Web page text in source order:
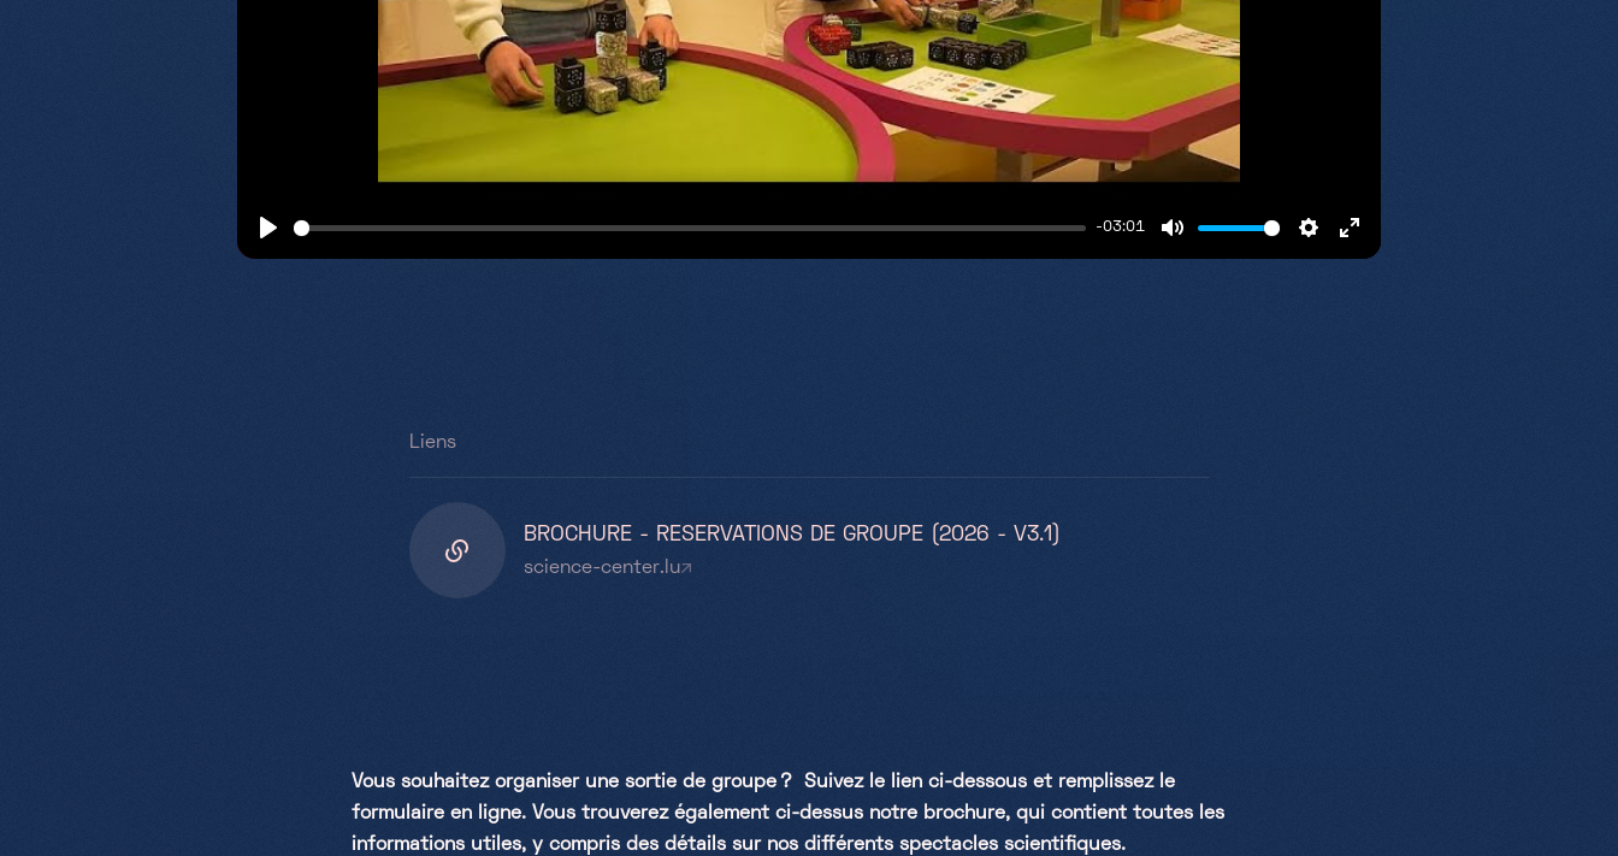
Play
-03:01
Mute Settings
Enter
Liens
BROCHURE - RESERVATIONS DE GROUPE (2026 - V3.1)
science-center.lu
Vous souhaitez organiser une sortie de groupe ? Suivez le lien ci-dessous et remplissez le
formulaire en ligne. Vous trouverez également ci-dessus notre brochure, qui contient toutes les
informations utiles, y compris des détails sur nos différents spectacles scientifiques.